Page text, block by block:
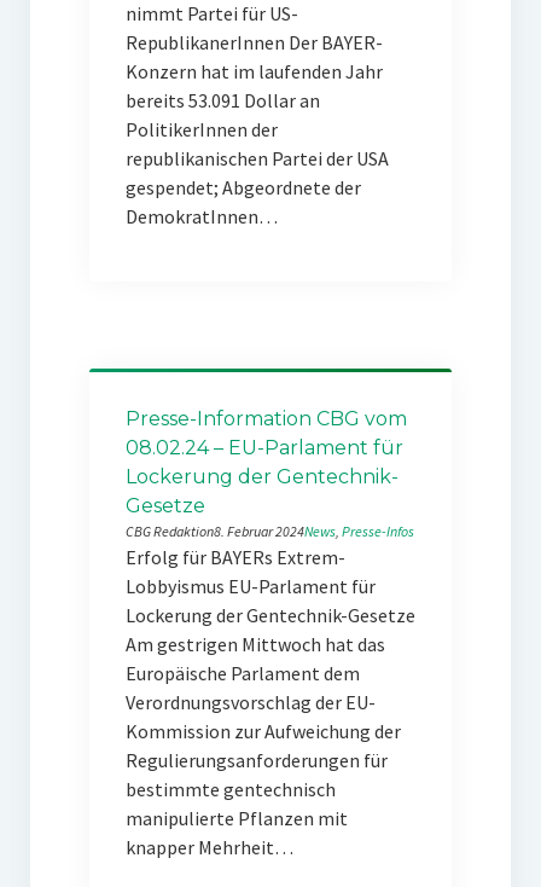
nimmt Partei für US-
RepublikanerInnen Der BAYER-
Konzern hat im laufenden Jahr
bereits 53.091 Dollar an
PolitikerInnen der
republikanischen Partei der USA
gespendet; Abgeordnete der
DemokratInnen…
Presse-Information CBG vom
08.02.24 – EU-Parlament für
Lockerung der Gentechnik-
Gesetze
CBG Redaktion8. Februar 2024News, Presse-Infos
Erfolg für BAYERs Extrem-
Lobbyismus EU-Parlament für
Lockerung der Gentechnik-Gesetze
Am gestrigen Mittwoch hat das
Europäische Parlament dem
Verordnungsvorschlag der EU-
Kommission zur Aufweichung der
Regulierungsanforderungen für
bestimmte gentechnisch
manipulierte Pflanzen mit
knapper Mehrheit…